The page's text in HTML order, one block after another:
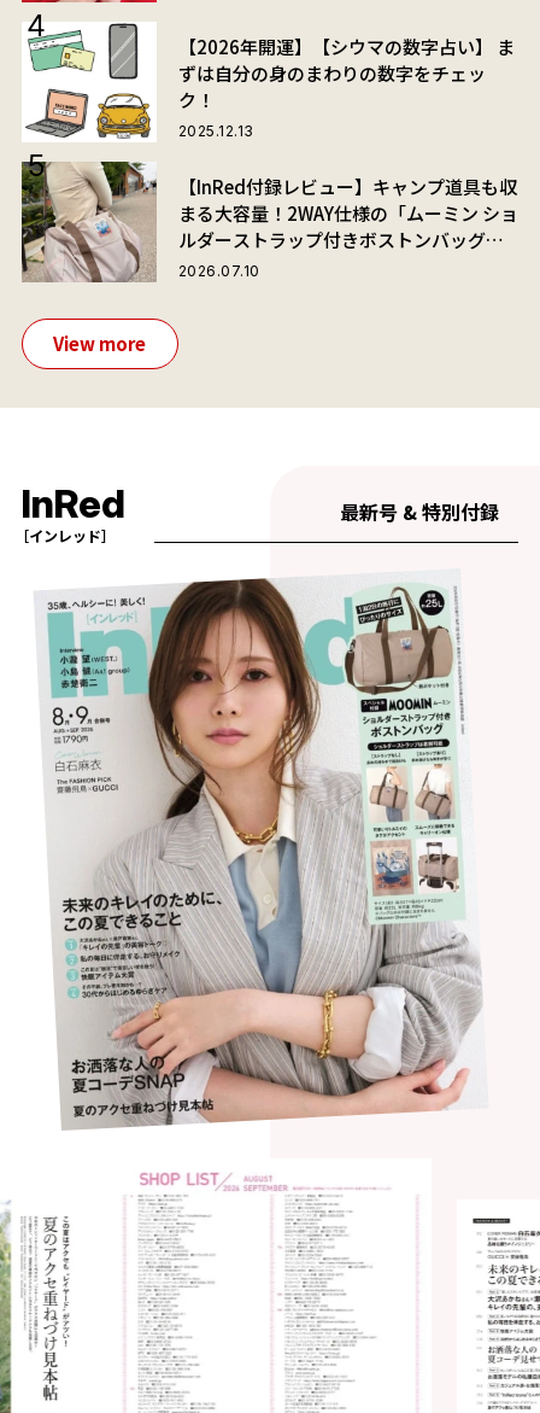
【2026年開運】【シウマの数字占い】 ま
ずは自分の身のまわりの数字をチェッ
ク！
2025.12.13
【InRed付録レビュー】キャンプ道具も収
まる大容量！2WAY仕様の「ムーミン ショ
ルダーストラップ付きボストンバッグ」
が夏旅におすすめな理由
2026.07.10
View more
InRed
［インレッド］
最新号 & 特別付録